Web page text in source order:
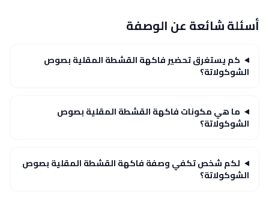
أسئلة شائعة عن الوصفة
كم يستغرق تحضير فاكهة القشطة المقلية بصوص
الشوكولاتة؟
ما هي مكونات فاكهة القشطة المقلية بصوص
الشوكولاتة؟
لكم شخص تكفي وصفة فاكهة القشطة المقلية بصوص
الشوكولاتة؟